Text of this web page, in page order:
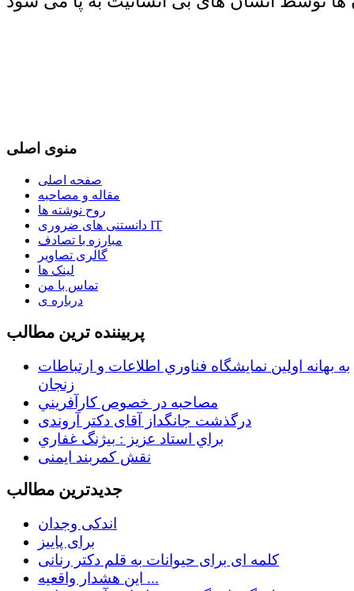
منوی اصلی
صفحه اصلی
مقاله و مصاحبه
روح نوشته ها
دانستنی های ضروری IT
مبارزه با تصادف
گالری تصاویر
لینک ها
تماس با من
درباره ی
پربیننده ترین مطالب
به بهانه اولين نمايشگاه فناوري اطلاعات و ارتباطات
زنجان
مصاحبه در خصوص كارآفريني
درگذشت جانگداز آقای دکتر آروندی
براي استاد عزيز : بيژنگ غفاري
نقش کمربند ایمنی
جدیدترین مطالب
اندکی وجدان
برای پاییز
کلمه ای برای حیوانات به قلم دکتر رنانی
این هشدار واقعیه ...